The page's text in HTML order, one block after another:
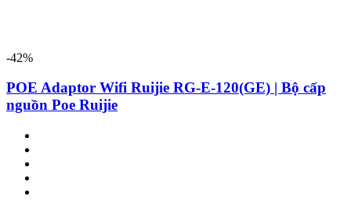
-42%
POE Adaptor Wifi Ruijie RG-E-120(GE) | Bộ cấp
nguồn Poe Ruijie